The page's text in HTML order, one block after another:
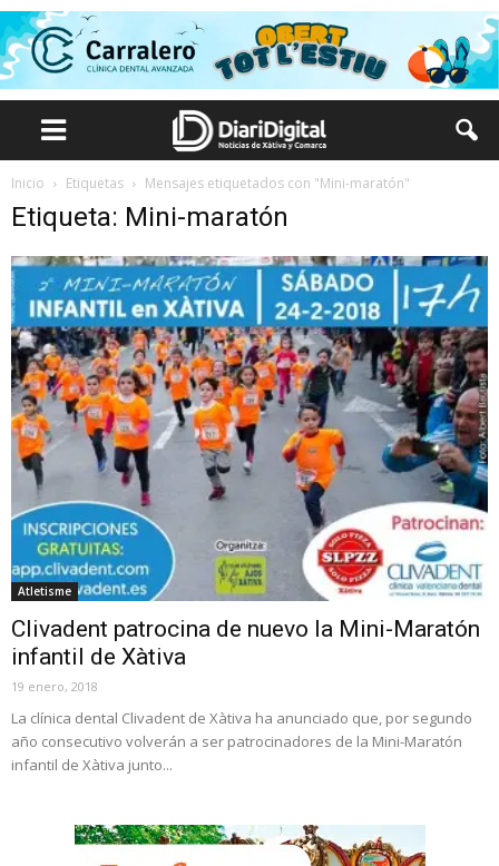
Inicio Etiquetas Mensajes etiquetados con "Mini-maratón"
Etiqueta: Mini-maratón
Atletisme
Clivadent patrocina de nuevo la Mini-Maratón
infantil de Xàtiva
19 enero, 2018
La clínica dental Clivadent de Xàtiva ha anunciado que, por segundo
año consecutivo volverán a ser patrocinadores de la Mini-Maratón
infantil de Xàtiva junto...